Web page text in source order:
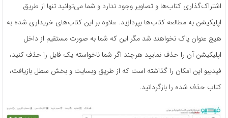
اشتراک‌گذاری کتاب‌ها و تصاویر وجود ندارد و شما می‌توانید تنها از طریق
اپلیکیشن به مطالعه کتاب‌ها بپردازید. علاوه بر این کتاب‌های خریداری شده به
هیچ عنوان پاک نخواهند شد مگر این که شما به صورت مستقیم از داخل
اپلیکیشن آن را حذف نمایید هرچند اگر شما ناخواسته یک فایل را حذف کنید،
فیدیبو این امکان را گذاشته است که از طریق وبسایت و بخش سطل بازیافت،
کتاب حذف شده را بازگردانید.